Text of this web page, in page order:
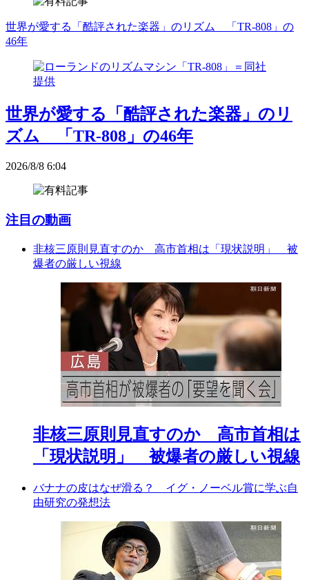
世界が愛する「酷評された楽器」のリズム 「TR-808」の
46年
世界が愛する「酷評された楽器」のリ
ズム 「TR-808」の46年
2026/8/8 6:04
注目の動画
非核三原則見直すのか 高市首相は「現状説明」 被
爆者の厳しい視線
非核三原則見直すのか 高市首相は
「現状説明」 被爆者の厳しい視線
バナナの皮はなぜ滑る？ イグ・ノーベル賞に学ぶ自
由研究の発想法